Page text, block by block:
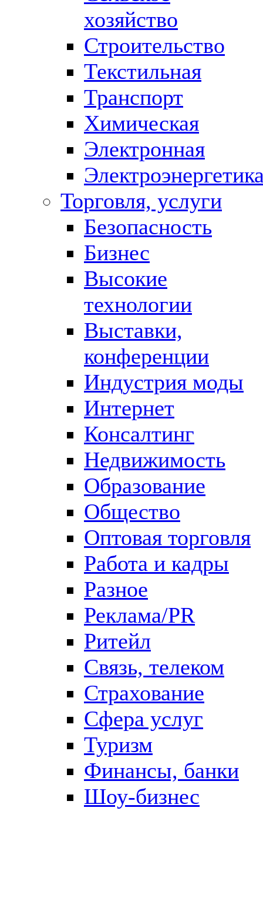
хозяйство
Строительство
Текстильная
Транспорт
Химическая
Электронная
Торговля, услуги
Безопасность
Бизнес
Высокие
технологии
Выставки,
конференции
Индустрия моды
Интернет
Консалтинг
Недвижимость
Образование
Общество
Оптовая торговля
Работа и кадры
Разное
Реклама/PR
Ритейл
Связь, телеком
Страхование
Сфера услуг
Туризм
Финансы, банки
Шоу-бизнес